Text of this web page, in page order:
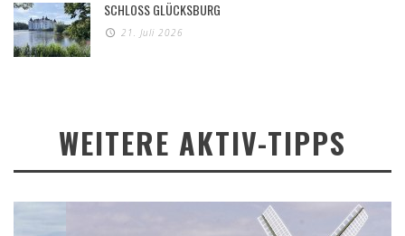
SCHLOSS GLÜCKSBURG
21. Juli 2026
WEITERE AKTIV-TIPPS